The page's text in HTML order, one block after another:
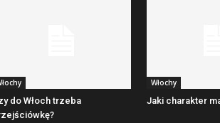
do Włoch trzeba
Włochy
Jaki charakter